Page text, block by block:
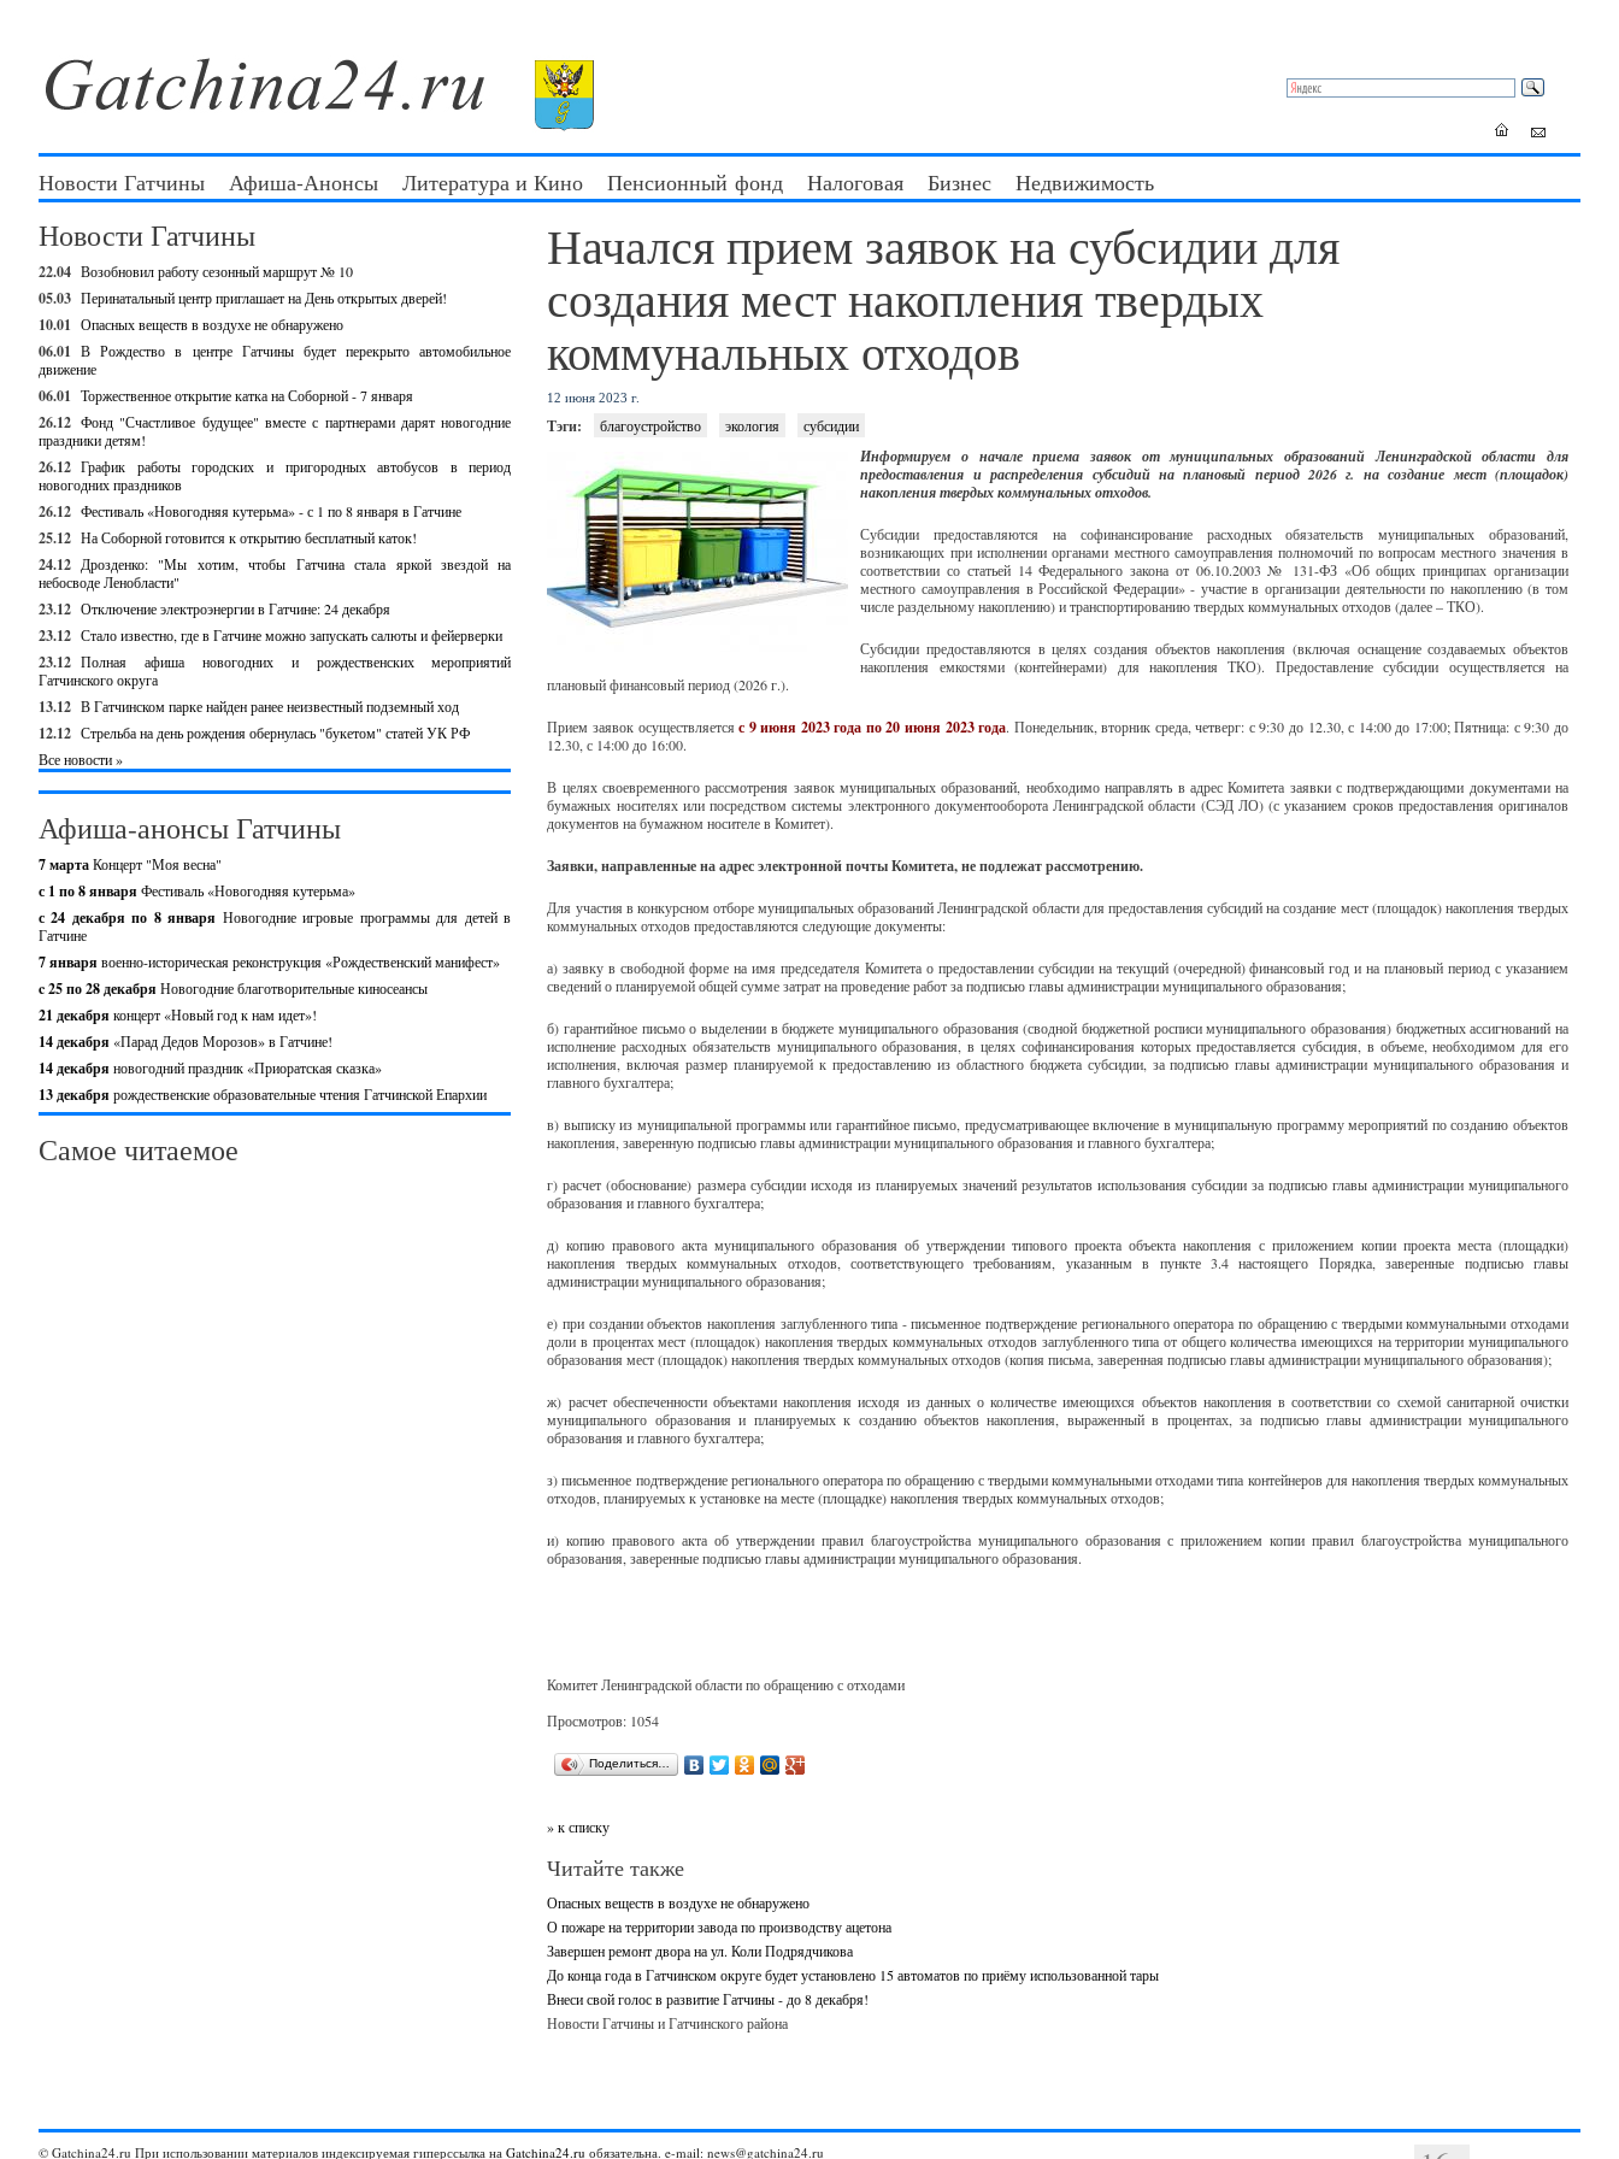
Новости Гатчины Афиша-Анонсы Литература и Кино Пенсионный фонд Налоговая Бизнес Недвижимость
Новости Гатчины
22.04 Возобновил работу сезонный маршрут № 10
05.03 Перинатальный центр приглашает на День открытых дверей!
10.01 Опасных веществ в воздухе не обнаружено
06.01 В Рождество в центре Гатчины будет перекрыто автомобильное
движение
06.01 Торжественное открытие катка на Соборной - 7 января
26.12 Фонд "Счастливое будущее" вместе с партнерами дарят новогодние
праздники детям!
26.12 График работы городских и пригородных автобусов в период
новогодних праздников
26.12 Фестиваль «Новогодняя кутерьма» - с 1 по 8 января в Гатчине
25.12 На Соборной готовится к открытию бесплатный каток!
24.12 Дрозденко: "Мы хотим, чтобы Гатчина стала яркой звездой на
небосводе Ленобласти"
23.12 Отключение электроэнергии в Гатчине: 24 декабря
23.12 Стало известно, где в Гатчине можно запускать салюты и фейерверки
23.12 Полная афиша новогодних и рождественских мероприятий
Гатчинского округа
13.12 В Гатчинском парке найден ранее неизвестный подземный ход
12.12 Стрельба на день рождения обернулась "букетом" статей УК РФ
Все новости »
Афиша-анонсы Гатчины
7 мартаКонцерт "Моя весна"
с 1 по 8 января Фестиваль «Новогодняя кутерьма»
с 24 декабря по 8 января Новогодние игровые программы для детей в
Гатчине
7 января военно-историческая реконструкция «Рождественский манифест»
c 25 по 28 декабря Новогодние благотворительные киносеансы
21 декабря концерт «Новый год к нам идет»!
14 декабря «Парад Дедов Морозов» в Гатчине!
14 декабря новогодний праздник «Приоратская сказка»
13 декабря рождественские образовательные чтения Гатчинской Епархии
Самое читаемое
Начался прием заявок на субсидии для
создания мест накопления твердых
коммунальных отходов
12 июня 2023 г.
Тэги: благоустройство экология субсидии
Информируем о начале приема заявок от муниципальных образований Ленинградской области для
предоставления и распределения субсидий на плановый период 2026 г. на создание мест (площадок)
накопления твердых коммунальных отходов.
Субсидии предоставляются на софинансирование расходных обязательств муниципальных образований,
возникающих при исполнении органами местного самоуправления полномочий по вопросам местного значения в
соответствии со статьей 14 Федерального закона от 06.10.2003 № 131-ФЗ «Об общих принципах организации
местного самоуправления в Российской Федерации» - участие в организации деятельности по накоплению (в том
числе раздельному накоплению) и транспортированию твердых коммунальных отходов (далее – ТКО).
Субсидии предоставляются в целях создания объектов накопления (включая оснащение создаваемых объектов
накопления емкостями (контейнерами) для накопления ТКО). Предоставление субсидии осуществляется на
плановый финансовый период (2026 г.).
Прием заявок осуществляетсяс 9 июня 2023 года по 20 июня 2023 года. Понедельник, вторник среда, четверг: с 9:30 до 12.30, с 14:00 до 17:00; Пятница: с 9:30 до
12.30, с 14:00 до 16:00.
В целях своевременного рассмотрения заявок муниципальных образований, необходимо направлять в адрес Комитета заявки с подтверждающими документами на
бумажных носителях или посредством системы электронного документооборота Ленинградской области (СЭД ЛО) (с указанием сроков предоставления оригиналов
документов на бумажном носителе в Комитет).
Заявки, направленные на адрес электронной почты Комитета, не подлежат рассмотрению.
Для участия в конкурсном отборе муниципальных образований Ленинградской области для предоставления субсидий на создание мест (площадок) накопления твердых
коммунальных отходов предоставляются следующие документы:
а) заявку в свободной форме на имя председателя Комитета о предоставлении субсидии на текущий (очередной) финансовый год и на плановый период с указанием
сведений о планируемой общей сумме затрат на проведение работ за подписью главы администрации муниципального образования;
б) гарантийное письмо о выделении в бюджете муниципального образования (сводной бюджетной росписи муниципального образования) бюджетных ассигнований на
исполнение расходных обязательств муниципального образования, в целях софинансирования которых предоставляется субсидия, в объеме, необходимом для его
исполнения, включая размер планируемой к предоставлению из областного бюджета субсидии, за подписью главы администрации муниципального образования и
главного бухгалтера;
в) выписку из муниципальной программы или гарантийное письмо, предусматривающее включение в муниципальную программу мероприятий по созданию объектов
накопления, заверенную подписью главы администрации муниципального образования и главного бухгалтера;
г) расчет (обоснование) размера субсидии исходя из планируемых значений результатов использования субсидии за подписью главы администрации муниципального
образования и главного бухгалтера;
д) копию правового акта муниципального образования об утверждении типового проекта объекта накопления с приложением копии проекта места (площадки)
накопления твердых коммунальных отходов, соответствующего требованиям, указанным в пункте 3.4 настоящего Порядка, заверенные подписью главы
администрации муниципального образования;
е) при создании объектов накопления заглубленного типа - письменное подтверждение регионального оператора по обращению с твердыми коммунальными отходами
доли в процентах мест (площадок) накопления твердых коммунальных отходов заглубленного типа от общего количества имеющихся на территории муниципального
образования мест (площадок) накопления твердых коммунальных отходов (копия письма, заверенная подписью главы администрации муниципального образования);
ж) расчет обеспеченности объектами накопления исходя из данных о количестве имеющихся объектов накопления в соответствии со схемой санитарной очистки
муниципального образования и планируемых к созданию объектов накопления, выраженный в процентах, за подписью главы администрации муниципального
образования и главного бухгалтера;
з) письменное подтверждение регионального оператора по обращению с твердыми коммунальными отходами типа контейнеров для накопления твердых коммунальных
отходов, планируемых к установке на месте (площадке) накопления твердых коммунальных отходов;
и) копию правового акта об утверждении правил благоустройства муниципального образования с приложением копии правил благоустройства муниципального
образования, заверенные подписью главы администрации муниципального образования.
Комитет Ленинградской области по обращению с отходами
Просмотров: 1054
Поделиться…
» к списку
Читайте также
Опасных веществ в воздухе не обнаружено
О пожаре на территории завода по производству ацетона
Завершен ремонт двора на ул. Коли Подрядчикова
До конца года в Гатчинском округе будет установлено 15 автоматов по приёму использованной тары
Внеси свой голос в развитие Гатчины - до 8 декабря!
Новости Гатчины и Гатчинского района
© Gatchina24.ru При использовании материалов индексируемая гиперссылка на Gatchina24.ru обязательна. e-mail: news@gatchina24.ru